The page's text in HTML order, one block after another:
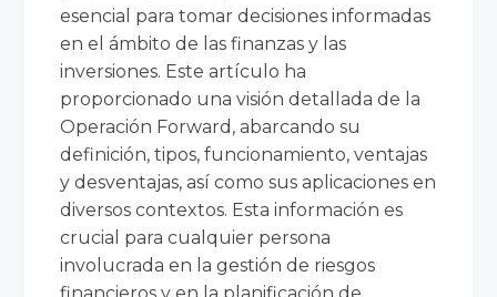
esencial para tomar decisiones informadas
en el ámbito de las finanzas y las
inversiones. Este artículo ha
proporcionado una visión detallada de la
Operación Forward, abarcando su
definición, tipos, funcionamiento, ventajas
y desventajas, así como sus aplicaciones en
diversos contextos. Esta información es
crucial para cualquier persona
involucrada en la gestión de riesgos